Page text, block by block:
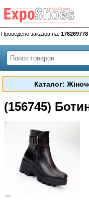
Проведено заказов на:
Каталог:
(156745)